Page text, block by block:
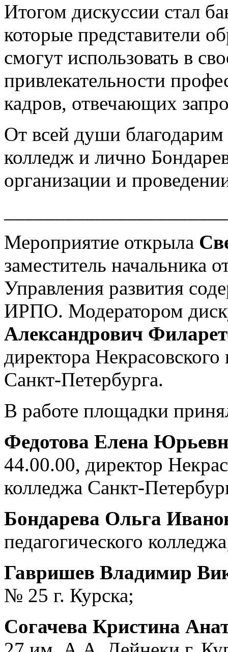
Итогом дискуссии стал
которые представители
смогут использовать в
привлекательности
кадров, отвечающих
От всей души
колледж и лично
организации и
Мероприятие открыла
заместитель начальника
Управления развития
ИРПО. Модератором
Александрович
директора
Санкт-Петербурга.
В работе площадки
Федотова Елена
44.00.00, директор
колледжа Санкт-
Бондарева Ольга
педагогического
Гавришев Владимир
№ 25 г. Курска;
Согачева Кристина